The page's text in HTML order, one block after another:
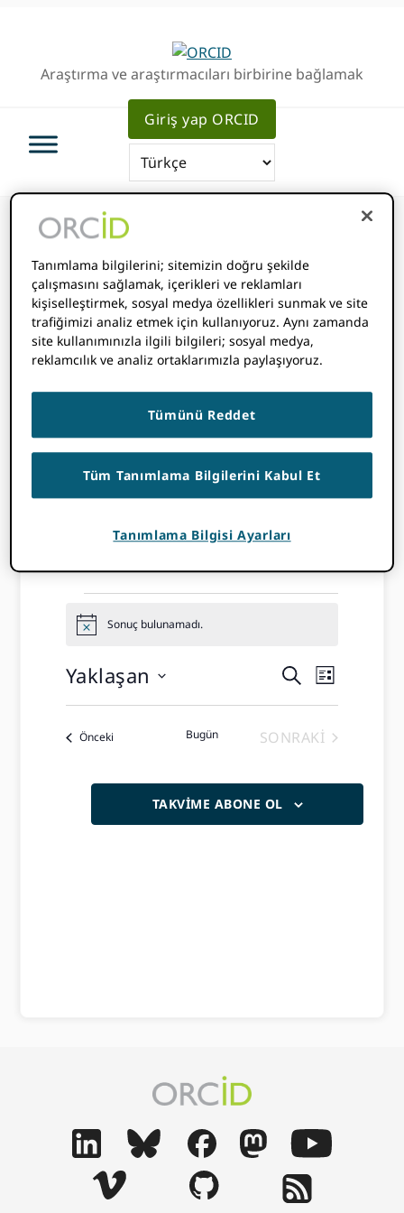
Araştırma ve araştırmacıları birbirine bağlamak
Giriş yap ORCID
Buradasınız:Ana Sayfa /Web
Seminerleri
Web Seminerleri
ORCID
Etkinlikler
Etkinlikler
ihbar Sonuç bulunamadı.
Arama
ARA
Olay
LISTE
Yaklaşan
Tarih
ÖncekiEtkinlikler Bugün
SONRAKI
TAKVIME ABONE OL
Tanımlama bilgilerini; sitemizin doğru şekilde
çalışmasını sağlamak, içerikleri ve reklamları
kişiselleştirmek, sosyal medya özellikleri sunmak ve site
trafiğimizi analiz etmek için kullanıyoruz. Aynı zamanda
site kullanımınızla ilgili bilgileri; sosyal medya,
reklamcılık ve analiz ortaklarımızla paylaşıyoruz.
Tümünü Reddet
Tüm Tanımlama Bilgilerini Kabul Et
Tanımlama Bilgisi Ayarları